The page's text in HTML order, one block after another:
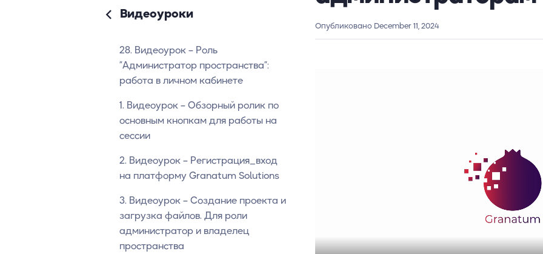
Опубликовано December 11, 2024
Видеоуроки
28. Видеоурок – Роль
“Администратор пространства”:
работа в личном кабинете
1. Видеоурок – Обзорный ролик по
основным кнопкам для работы на
сессии
2. Видеоурок – Регистрация_вход
на платформу Granatum Solutions
3. Видеоурок – Создание проекта и
загрузка файлов. Для роли
администратор и владелец
пространства